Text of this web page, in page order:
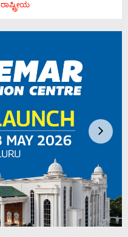
ರಾಷ್ಟ್ರೀಯ